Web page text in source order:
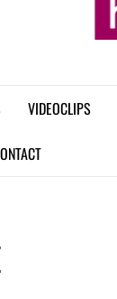
VIDEOCLIPS